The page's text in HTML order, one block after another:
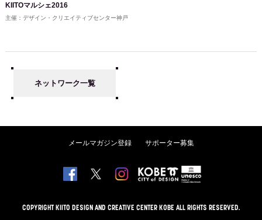
KIITOマルシェ2016
主催：デザイン・クリエイティブセンター神戸
ネットワーク一覧
メールマガジン登録 サポーター募集
COPYRIGHT KIITO DESIGN AND CREATIVE CENTER KOBE ALL RIGHTS RESERVED.